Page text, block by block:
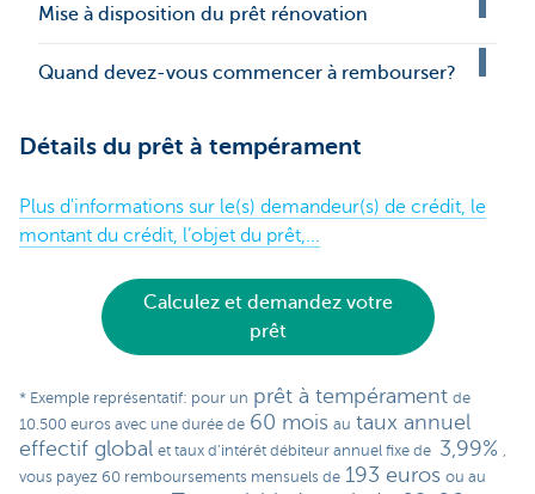
Mise à disposition du prêt rénovation
Quand devez-vous commencer à rembourser?
Détails du prêt à tempérament
Plus d'informations sur le(s) demandeur(s) de crédit, le
montant du crédit, l’objet du prêt,...
Calculez et demandez votre
prêt
* Exemple représentatif: pour un prêt à tempérament de
10.500 euros avec une durée de 60 mois au taux annuel
effectif global et taux d’intérêt débiteur annuel fixe de 3,99%
vous payez 60 remboursements mensuels de 193 euros ou au